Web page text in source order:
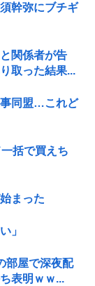
幹弥にブチギ
関係者が告
取った結果...
事同盟…これど
括で買えち
まった
」
部屋で深夜配
表明ｗｗ...